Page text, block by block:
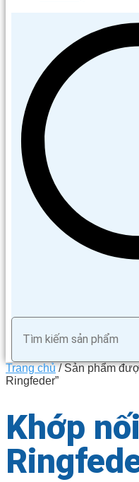
Trang chủ/ Sản phẩm
Ringfeder”
Khớp